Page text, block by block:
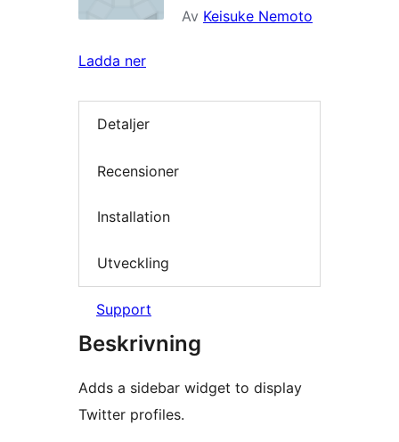
Av Keisuke Nemoto
Ladda ner
Detaljer
Recensioner
Installation
Utveckling
Support
Beskrivning
Adds a sidebar widget to display
Twitter profiles.